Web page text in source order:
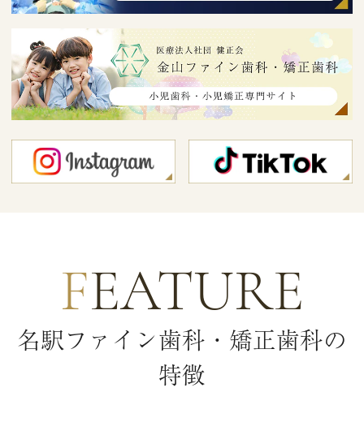
FEATURE
名駅ファイン歯科・矯正歯科の
特徴